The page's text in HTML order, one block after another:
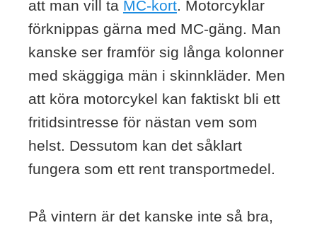
att man vill ta MC-kort. Motorcyklar
förknippas gärna med MC-gäng. Man
kanske ser framför sig långa kolonner
med skäggiga män i skinnkläder. Men
att köra motorcykel kan faktiskt bli ett
fritidsintresse för nästan vem som
helst. Dessutom kan det såklart
fungera som ett rent transportmedel.
På vintern är det kanske inte så bra,